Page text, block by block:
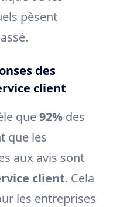
pèsent
des
client
que92% des
que les
aux avis sont
client. Cela
les entreprises